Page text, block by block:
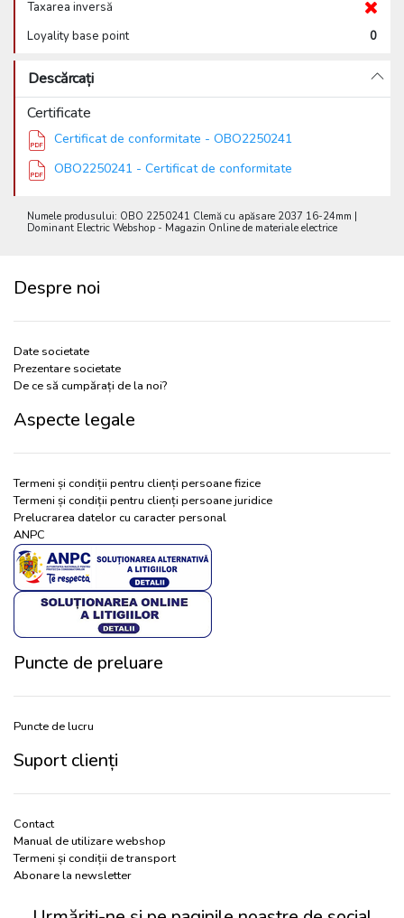
Taxarea inversă
Loyality base point
0
Descărcați
Certificate
Certificat de conformitate - OBO2250241
OBO2250241 - Certificat de conformitate
Numele produsului: OBO 2250241 Clemă cu apăsare 2037 16-24mm |
Dominant Electric Webshop - Magazin Online de materiale electrice
Despre noi
Date societate
Prezentare societate
De ce să cumpărați de la noi?
Aspecte legale
Termeni și condiții pentru clienți persoane fizice
Termeni și condiții pentru clienți persoane juridice
Prelucrarea datelor cu caracter personal
ANPC
Puncte de preluare
Puncte de lucru
Suport clienți
Contact
Manual de utilizare webshop
Termeni și condiții de transport
Abonare la newsletter